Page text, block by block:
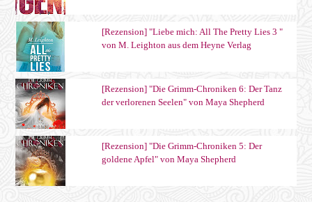
[Rezension] "Liebe mich: All The Pretty Lies 3 "
von M. Leighton aus dem Heyne Verlag
[Rezension] "Die Grimm-Chroniken 6: Der Tanz
der verlorenen Seelen" von Maya Shepherd
[Rezension] "Die Grimm-Chroniken 5: Der
goldene Apfel" von Maya Shepherd